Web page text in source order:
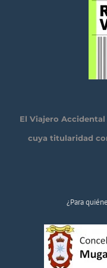
El Viajero
cuya titularidad
¿Para